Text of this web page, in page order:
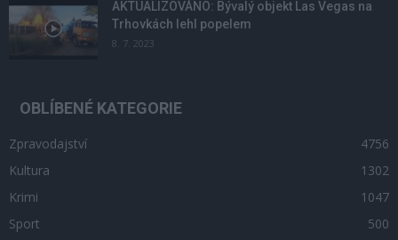
AKTUALIZOVÁNO: Bývalý objekt Las Vegas na
Trhovkách lehl popelem
8. 7. 2023
OBLÍBENÉ KATEGORIE
Zpravodajství
4756
Kultura
1302
Krimi
1047
Sport
500